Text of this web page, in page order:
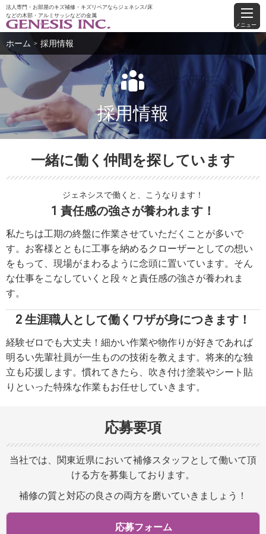
法人専門・お部屋のキズ補修・キズリペアならジェネシス/床
などの木部・アルミサッシなどの金属
メニュー
ホーム ＞ 採用情報
採用情報
一緒に働く仲間を探しています
ジェネシスで働くと、こうなります！
1 責任感の強さが養われます！
私たちは工期の終盤に作業させていただくことが多いで
す。お客様とともに工事を納めるクローザーとしての想い
をもって、現場がまわるように念頭に置いています。そん
な仕事をこなしていくと段々と責任感の強さが養われま
す。
2 生涯職人として働くワザが身につきます！
経験ゼロでも大丈夫！細かい作業や物作りが好きであれば
明るい先輩社員が一生ものの技術を教えます。将来的な独
立も応援します。慣れてきたら、吹き付け塗装やシート貼
りといった特殊な作業もお任せしていきます。
応募要項
当社では、関東近県において補修スタッフとして働いて頂
ける方を募集しております。
補修の質と対応の良さの両方を磨いていきましょう！
応募フォーム